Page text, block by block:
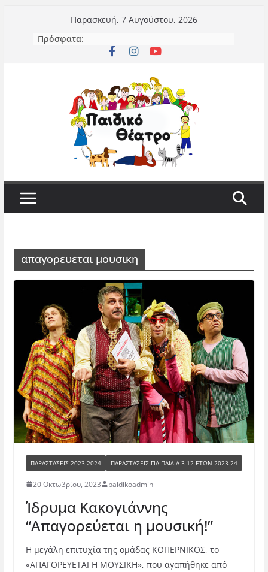
περιεχόμενο
Παρασκευή, 7 Αυγούστου, 2026
Πρόσφατα:
απαγορευεται μουσικη
ΠΑΡΑΣΤΆΣΕΙΣ 2023-2024 ΠΑΡΑΣΤΆΣΕΙΣ ΓΙΑ ΠΑΙΔΙΆ 3-12 ΕΤΏΝ 2023-24
20 Οκτωβρίου, 2023 paidikoadmin
Ίδρυμα Κακογιάννης
“Απαγορεύεται η μουσική!”
Η μεγάλη επιτυχία της ομάδας ΚΟΠΕΡΝΙΚΟΣ, το
«ΑΠΑΓΟΡΕΥΕΤΑΙ Η ΜΟΥΣΙΚΗ», που αγαπήθηκε από